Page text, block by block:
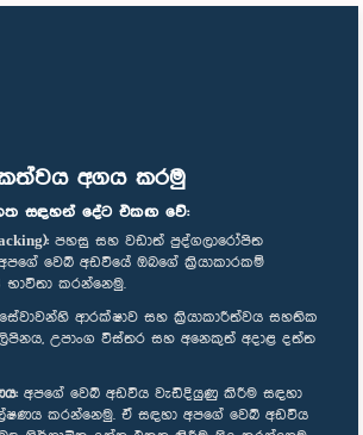
අගය කරමු
සඳහන් දේට එකඟ වේ:
පහසු සහ වඩාත් පුද්ගලාරෝපිත
වෙබ් අඩවියේ ඔබගේ ක්‍රියාකාරකම්
කරන්නෙමු.
ආරක්ෂාව සහ ක්‍රියාකාරීත්වය සහතික
උපාංග විස්තර සහ අනෙකුත් අදාළ දත්ත
අපගේ වෙබ් අඩවිය වැඩිදියුණු කිරීම සඳහා
කරන්නෙමු. ඒ සඳහා අපගේ වෙබ් අඩවිය